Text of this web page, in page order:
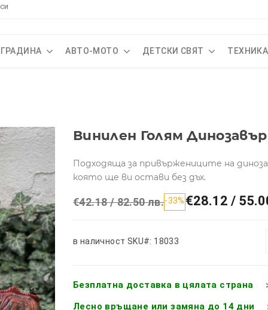
АВТО-МОТО ДЕТСКИ СВЯТ ТЕХНИКА
Винилен Голям Динозавър
Подходяща за привържениците на
която ще ви остави без дъх.
€42.18 / 82.50 лв.-33% €28.12 /
в наличност SKU#: 18033
Безплатна доставка в цялата страна
Лесно връщане или замяна до 14 дни